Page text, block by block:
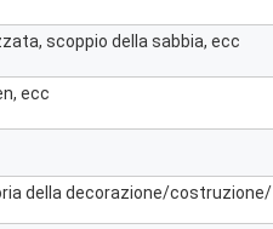
scoppio della sabbia, ecc
ecc
della decorazione/costruzione/